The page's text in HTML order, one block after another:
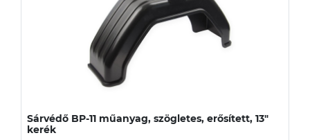
Sárvédő BP-11 műanyag, szögletes, erősített, 13"
kerék